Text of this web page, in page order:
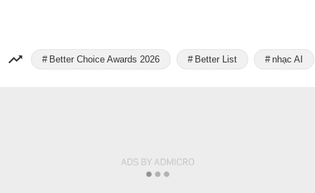
Better Choice Awards 2026 Better List nhạc AI